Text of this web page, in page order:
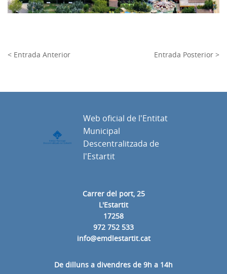
< Entrada Anterior Entrada Posterior >
Carrer del port, 25
L'Estartit
17258
972 752 533
info@emdlestartit.cat
De dilluns a divendres de 9h a 14h
Web oficial de l'Entitat
Municipal
Descentralitzada de
l'Estartit